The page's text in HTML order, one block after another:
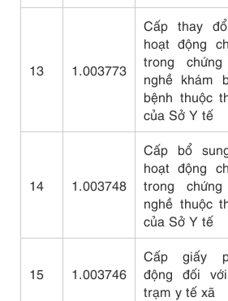
13 1.003773
Cấp thay
hoạt động
trong
nghề khám
bệnh thuộc
của Sở Y tế
14 1.003748
Cấp bổ
hoạt động
trong
nghề thuộc
của Sở Y tế
15 1.003746
Cấp giấy
động đối
trạm y tế xã